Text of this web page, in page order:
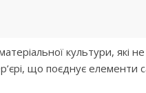
культури, які
що поєднує елементи